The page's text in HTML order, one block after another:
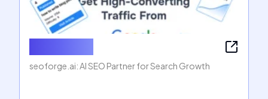
seoforge.ai: AI SEO Partner for Search Growth